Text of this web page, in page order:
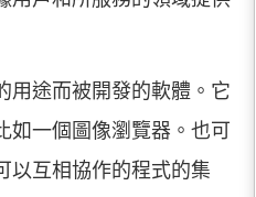
用途而被開發的軟體。它
如一個圖像瀏覽器。也可
以互相協作的程式的集